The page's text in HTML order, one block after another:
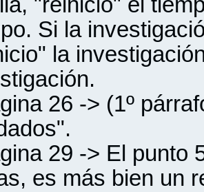
Si la
la
26 -> (1º
29 -> El punto
es más bien un